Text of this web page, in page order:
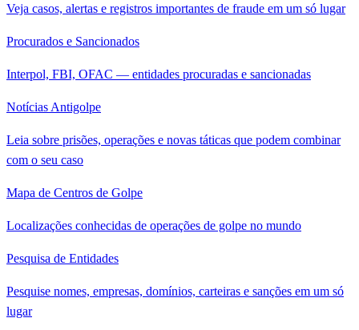
Veja casos, alertas e registros importantes de fraude em um só lugar
Procurados e Sancionados
Interpol, FBI, OFAC — entidades procuradas e sancionadas
Notícias Antigolpe
Leia sobre prisões, operações e novas táticas que podem combinar
com o seu caso
Mapa de Centros de Golpe
Localizações conhecidas de operações de golpe no mundo
Pesquisa de Entidades
Pesquise nomes, empresas, domínios, carteiras e sanções em um só
lugar